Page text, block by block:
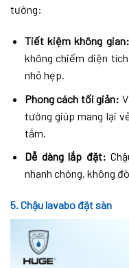
tường:
Tiết kiệm không gian:
không chiếm diện
nhỏ hẹp.
Phong cách tối giản:
tường giúp mang lại
tắm.
Dễ dàng lắp đặt:
nhanh chóng, không
5. Chậu lavabo đặt sàn